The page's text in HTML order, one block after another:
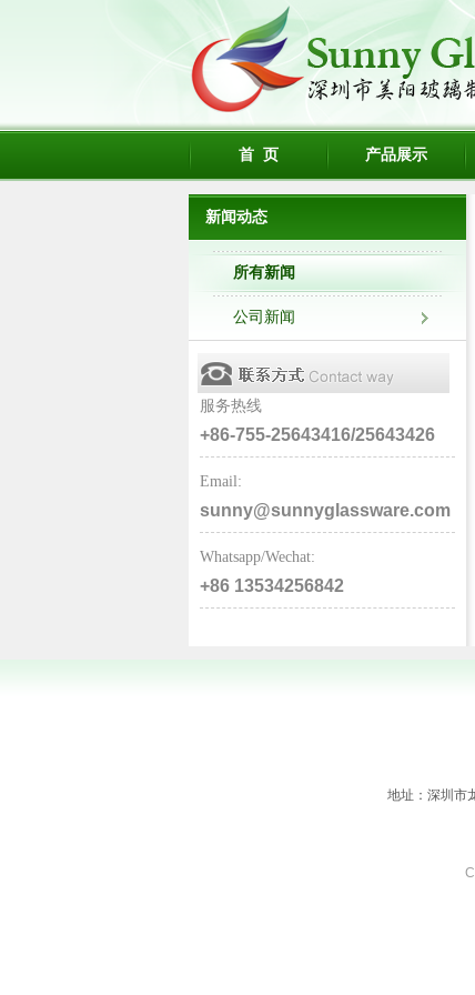
首 页 产品展示
新闻动态
所有新闻
公司新闻
服务热线
+86-755-25643416/25643426
Email:
sunny@sunnyglassware.com
Whatsapp/Wechat:
+86 13534256842
地址：深圳市